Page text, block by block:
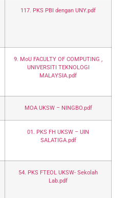
117. PKS PBI dengan UNY.pdf
9. MoU FACULTY OF COMPUTING ,
UNIVERSITI TEKNOLOGI
MALAYSIA.pdf
MOA UKSW – NINGBO.pdf
01. PKS FH UKSW – UIN
SALATIGA.pdf
54. PKS FTEOL UKSW- Sekolah
Lab.pdf